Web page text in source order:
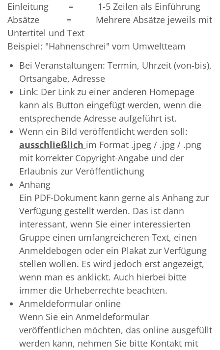
Einleitung = 1-5 Zeilen als Einführung
Absätze = Mehrere Absätze jeweils mit
Untertitel und Text
Beispiel: "Hahnenschrei" vom Umweltteam
Bei Veranstaltungen: Termin, Uhrzeit (von-bis),
Ortsangabe, Adresse
Link: Der Link zu einer anderen Homepage
kann als Button eingefügt werden, wenn die
entsprechende Adresse aufgeführt ist.
Wenn ein Bild veröffentlicht werden soll:
ausschließlich im Format .jpeg / .jpg / .png
mit korrekter Copyright-Angabe und der
Erlaubnis zur Veröffentlichung
Anhang
Ein PDF-Dokument kann gerne als Anhang zur
Verfügung gestellt werden. Das ist dann
interessant, wenn Sie einer interessierten
Gruppe einen umfangreicheren Text, einen
Anmeldebogen oder ein Plakat zur Verfügung
stellen wollen. Es wird jedoch erst angezeigt,
wenn man es anklickt. Auch hierbei bitte
immer die Urheberrechte beachten.
Anmeldeformular online
Wenn Sie ein Anmeldeformular
veröffentlichen möchten, das online ausgefüllt
werden kann, nehmen Sie bitte Kontakt mit